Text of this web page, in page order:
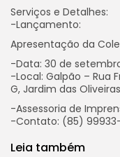
Serviços e Detalhes:
-Lançamento:
Apresentação da
-Data: 30 de
-Local: Galpão – Rua
G, Jardim das
-Assessoria de
-Contato: (85) 99933-
Leia também